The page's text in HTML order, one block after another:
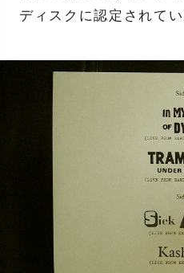
ディスクに認定されてい